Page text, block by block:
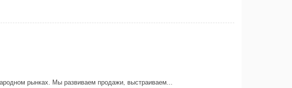
рынках. Мы развиваем продажи, выстраиваем...